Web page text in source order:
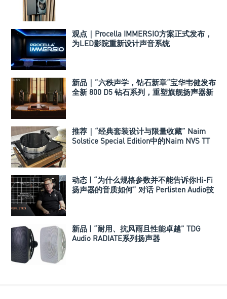
观点｜Procella IMMERSIO方案正式发布，
为LED影院重新设计声音系统
新品｜”六秩声学，钻石新章“宝华韦健发布
全新 800 D5 钻石系列，重塑旗舰扬声器新
推荐｜“经典套装设计与限量收藏” Naim
Solstice Special Edition中的Naim NVS TT
动态 | “为什么规格参数并不能告诉你Hi-Fi
扬声器的音质如何” 对话 Perlisten Audio技
新品 | “耐用、抗风雨且性能卓越” TDG
Audio RADIATE系列扬声器